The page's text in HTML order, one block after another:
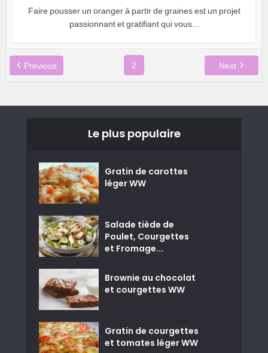
Faire pousser un oranger à partir de graines est un projet
passionnant et gratifiant qui vous...
Previous 2 Next
Le plus populaire
Gratin de carottes
léger WW
Salade tiède de
Poulet, Courgettes
et Fromage...
Brownie au chocolat
et courgettes WW
Gratin de courgettes
et tomates léger WW